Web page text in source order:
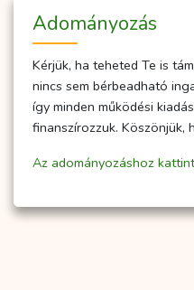
Adományozás
Kérjük, ha teheted Te is
nincs sem bérbeadható
így minden működési
finanszírozzuk. Köszönjük,
Az adományozáshoz